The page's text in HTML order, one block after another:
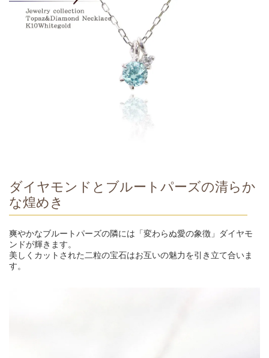
ダイヤモンドとブルートパーズの清らか
な煌めき
爽やかなブルートパーズの隣には「変わらぬ愛の象徴」ダイヤモ
ンドが輝きます。
美しくカットされた二粒の宝石はお互いの魅力を引き立て合いま
す。